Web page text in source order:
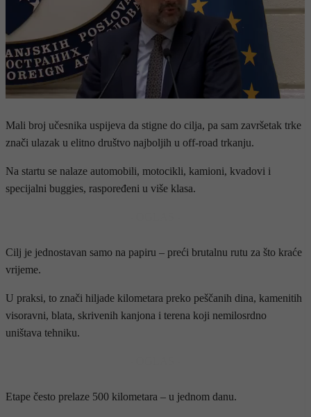
Mali broj učesnika uspijeva da stigne do cilja, pa sam završetak trke
znači ulazak u elitno društvo najboljih u off-road trkanju.
Na startu se nalaze automobili, motocikli, kamioni, kvadovi i
specijalni buggies, raspoređeni u više klasa.
Cilj je jednostavan samo na papiru – preći brutalnu rutu za što kraće
vrijeme.
U praksi, to znači hiljade kilometara preko peščanih dina, kamenitih
visoravni, blata, skrivenih kanjona i terena koji nemilosrdno
uništava tehniku.
Etape često prelaze 500 kilometara – u jednom danu.